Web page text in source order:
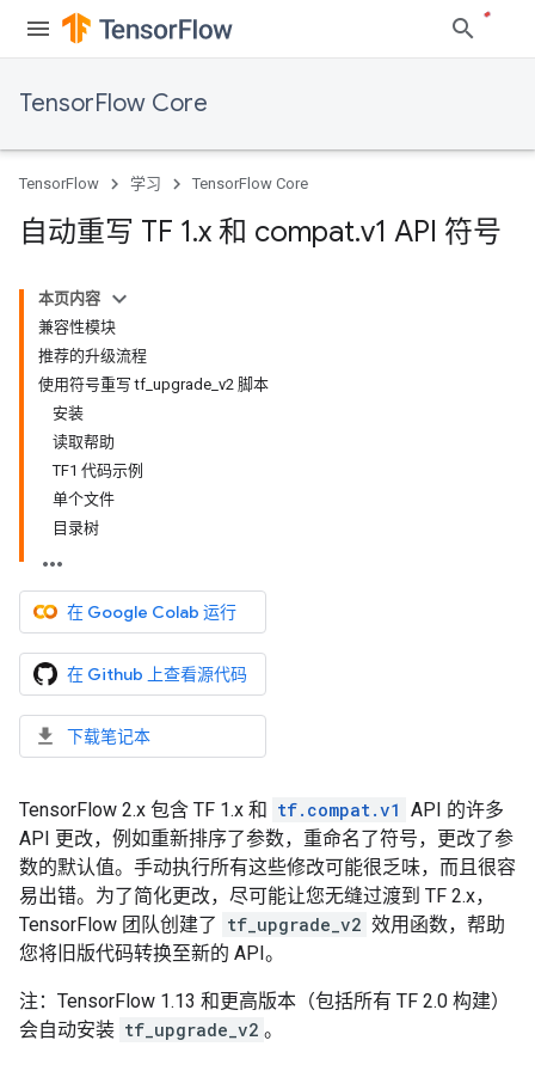
TensorFlow Core
TensorFlow 学习 TensorFlow Core
自动重写 TF 1.x 和 compat.v1 API 符号
本页内容
兼容性模块
推荐的升级流程
使用符号重写 tf_upgrade_v2 脚本
安装
读取帮助
TF1 代码示例
单个文件
目录树
在 Google Colab 运行
在 Github 上查看源代码
下载笔记本
TensorFlow 2.x 包含 TF 1.x 和 tf.compat.v1 API 的许多
API 更改，例如重新排序了参数，重命名了符号，更改了参
数的默认值。手动执行所有这些修改可能很乏味，而且很容
易出错。为了简化更改，尽可能让您无缝过渡到 TF 2.x，
TensorFlow 团队创建了 tf_upgrade_v2 效用函数，帮助
您将旧版代码转换至新的 API。
注：TensorFlow 1.13 和更高版本（包括所有 TF 2.0 构建）
会自动安装 tf_upgrade_v2 。